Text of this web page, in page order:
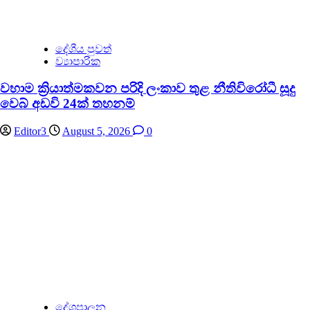
දේශීය පුවත්
ව්‍යාපාරික
වහාම ක්‍රියාත්මකවන පරිදි ලංකාව තුළ නීතිවිරෝධී සූදු
වෙබ් අඩවි 24ක් තහනම්
Editor3 August 5, 2026 0
දේශපාලන